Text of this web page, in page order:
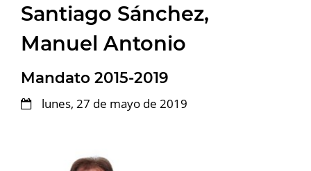
Santiago Sánchez,
Manuel Antonio
Mandato 2015-2019
lunes, 27 de mayo de 2019